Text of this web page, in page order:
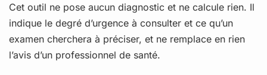
Cet outil ne pose aucun diagnostic et ne calcule rien. Il
indique le degré d’urgence à consulter et ce qu’un
examen cherchera à préciser, et ne remplace en rien
l’avis d’un professionnel de santé.